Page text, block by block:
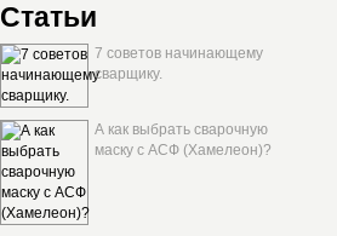
Статьи
7 советов начинающему
сварщику.
А как выбрать сварочную
маску с АСФ (Хамелеон)?